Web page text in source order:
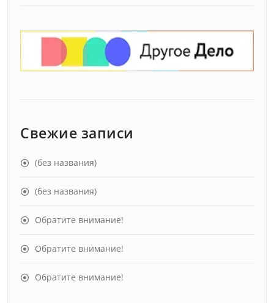
Свежие записи
(без названия)
(без названия)
Обратите внимание!
Обратите внимание!
Обратите внимание!